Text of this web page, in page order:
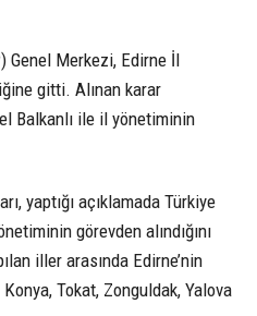
Genel Merkezi, Edirne İl
gitti. Alınan karar
Balkanlı ile il yönetiminin
yaptığı açıklamada Türkiye
görevden alındığını
iller arasında Edirne’nin
Tokat, Zonguldak, Yalova